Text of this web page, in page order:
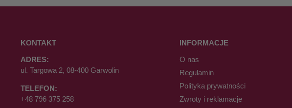
KONTAKT
ADRES:
ul. Targowa 2, 08-400 Garwolin
TELEFON:
+48 796 375 258
INFORMACJE
O nas
Regulamin
Polityka prywatności
Zwroty i reklamacje